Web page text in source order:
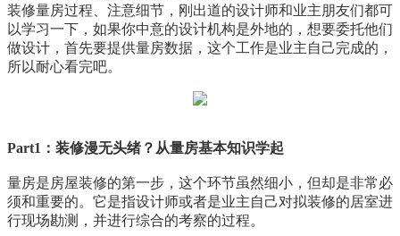
装修量房过程、注意细节，刚出道的设计师和业主朋友们都可
以学习一下，如果你中意的设计机构是外地的，想要委托他们
做设计，首先要提供量房数据，这个工作是业主自己完成的，
所以耐心看完吧。
Part1：装修漫无头绪？从量房基本知识学起
量房是房屋装修的第一步，这个环节虽然细小，但却是非常必
须和重要的。它是指设计师或者是业主自己对拟装修的居室进
行现场勘测，并进行综合的考察的过程。